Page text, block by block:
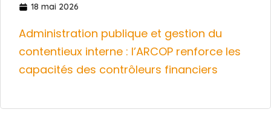
18 mai 2026
Administration publique et gestion du
contentieux interne : l’ARCOP renforce les
capacités des contrôleurs financiers